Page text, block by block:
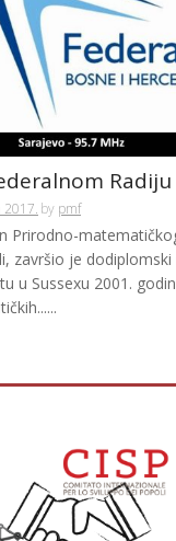
Radiju
2017. by pmf
Prirodno-
završio je
u Sussexu 2001.